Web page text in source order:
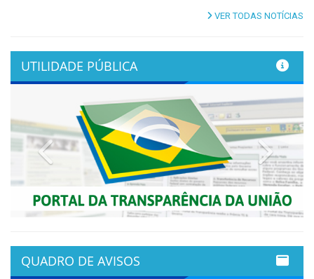
VER TODAS NOTÍCIAS
UTILIDADE PÚBLICA
Previous Next
QUADRO DE AVISOS